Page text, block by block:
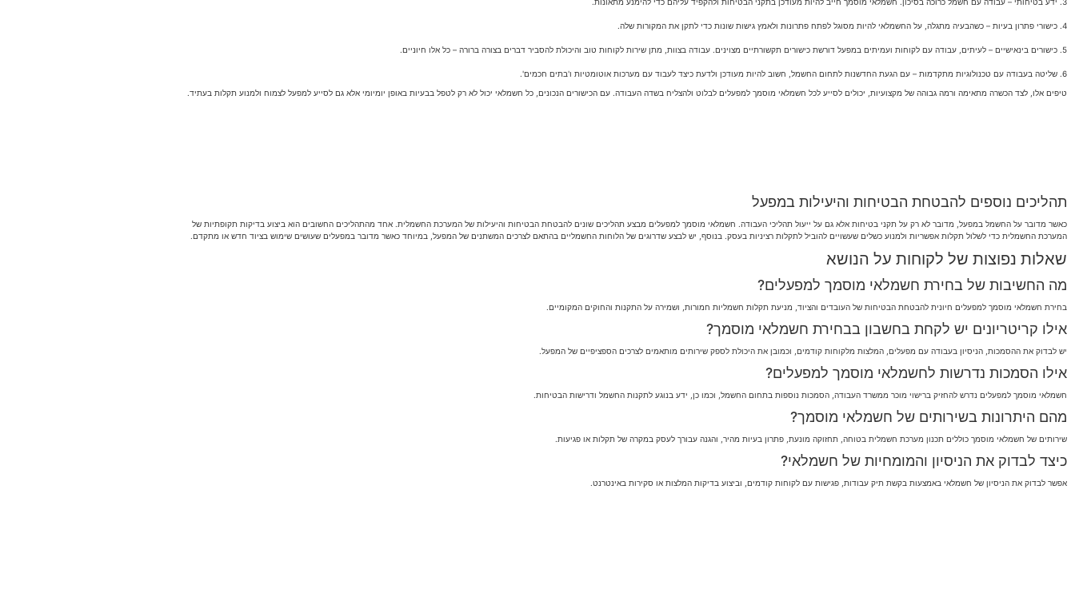
4. כישורי פתרון בעיות – כשהבעיה מתגלה, על החשמלאי להיות מסוגל לפתח פתרונות ולאמץ גישות שונות כדי לתקן את המקורות שלה.
5. כישורים בינאישיים – לעיתים, עבודה עם לקוחות ועמיתים במפעל דורשת כישורים תקשורתיים מצוינים. עבודה בצוות, מתן שירות לקוחות טוב והיכולת להסביר דברים בצורה ברורה – כל אלו חיוניים.
6. שליטה בעבודה עם טכנולוגיות מתקדמות – עם הגעת החדשנות לתחום החשמל, חשוב להיות מעודכן ולדעת כיצד לעבוד עם מערכות אוטומטיות ו'בתים חכמים'.
טיפים אלו, לצד הכשרה מתאימה ורמה גבוהה של מקצועיות, יכולים לסייע לכל חשמלאי מוסמך למפעלים לבלוט ולהצליח בשדה העבודה. עם הכישורים הנכונים, כל חשמלאי יכול לא רק לטפל בבעיות באופן יומיומי אלא גם לסייע למפעל לצמוח ולמנוע תקלות בעתיד.
תהליכים נוספים להבטחת הבטיחות והיעילות במפעל
כאשר מדובר על החשמל במפעל, מדובר לא רק על תקני בטיחות אלא גם על ייעול תהליכי העבודה. חשמלאי מוסמך למפעלים מבצע תהליכים שונים להבטחת הבטיחות והיעילות של המערכת החשמלית. אחד מהתהליכים החשובים הוא ביצוע בדיקות תקופתיות של
המערכת החשמלית כדי לשלול תקלות אפשריות ולמנוע כשלים שעשויים להוביל לתקלות רציניות בעסק. בנוסף, יש לבצע שדרוגים של הלוחות החשמליים בהתאם לצרכים המשתנים של המפעל, במיוחד כאשר מדובר במפעלים שעושים שימוש בציוד חדש או מתקדם.
שאלות נפוצות של לקוחות על הנושא
מה החשיבות של בחירת חשמלאי מוסמך למפעלים?
בחירת חשמלאי מוסמך למפעלים חיונית להבטחת הבטיחות של העובדים והציוד, מניעת תקלות חשמליות חמורות, ושמירה על התקנות והחוקים המקומיים.
אילו קריטריונים יש לקחת בחשבון בבחירת חשמלאי מוסמך?
יש לבדוק את ההסמכות, הניסיון בעבודה עם מפעלים, המלצות מלקוחות קודמים, וכמובן את היכולת לספק שירותים מותאמים לצרכים הספציפיים של המפעל.
אילו הסמכות נדרשות לחשמלאי מוסמך למפעלים?
חשמלאי מוסמך למפעלים נדרש להחזיק ברישוי מוכר ממשרד העבודה, הסמכות נוספות בתחום החשמל, וכמו כן, ידע בנוגע לתקנות החשמל ודרישות הבטיחות.
מהם היתרונות בשירותים של חשמלאי מוסמך?
שירותים של חשמלאי מוסמך כוללים תכנון מערכת חשמלית בטוחה, תחזוקה מונעת, פתרון בעיות מהיר, והגנה עבורך לעסק במקרה של תקלות או פגיעות.
כיצד לבדוק את הניסיון והמומחיות של חשמלאי?
אפשר לבדוק את הניסיון של חשמלאי באמצעות בקשת תיק עבודות, פגישות עם לקוחות קודמים, וביצוע בדיקות המלצות או סקירות באינטרנט.